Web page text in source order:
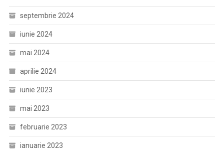
septembrie 2024
iunie 2024
mai 2024
aprilie 2024
iunie 2023
mai 2023
februarie 2023
ianuarie 2023